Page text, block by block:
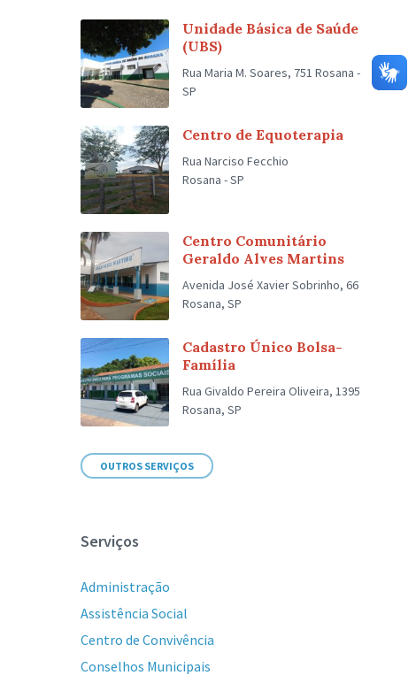
Unidade Básica de Saúde
(UBS)
Rua Maria M. Soares, 751 Rosana -
SP
Centro de Equoterapia
Rua Narciso Fecchio
Rosana - SP
Centro Comunitário
Geraldo Alves Martins
Avenida José Xavier Sobrinho, 66
Rosana, SP
Cadastro Único Bolsa-
Família
Rua Givaldo Pereira Oliveira, 1395
Rosana, SP
OUTROS SERVIÇOS
Serviços
Administração
Assistência Social
Centro de Convivência
Conselhos Municipais